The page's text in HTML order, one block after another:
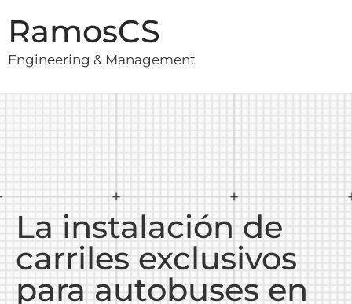
RamosCS
Engineering & Management
La instalación de
carriles exclusivos
para autobuses en